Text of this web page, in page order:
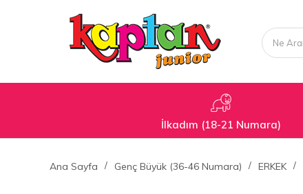
İlkadım (18-21 Numara)
Ana Sayfa Genç Büyük (36-46 Numara) ERKEK